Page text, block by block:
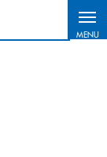
MENU